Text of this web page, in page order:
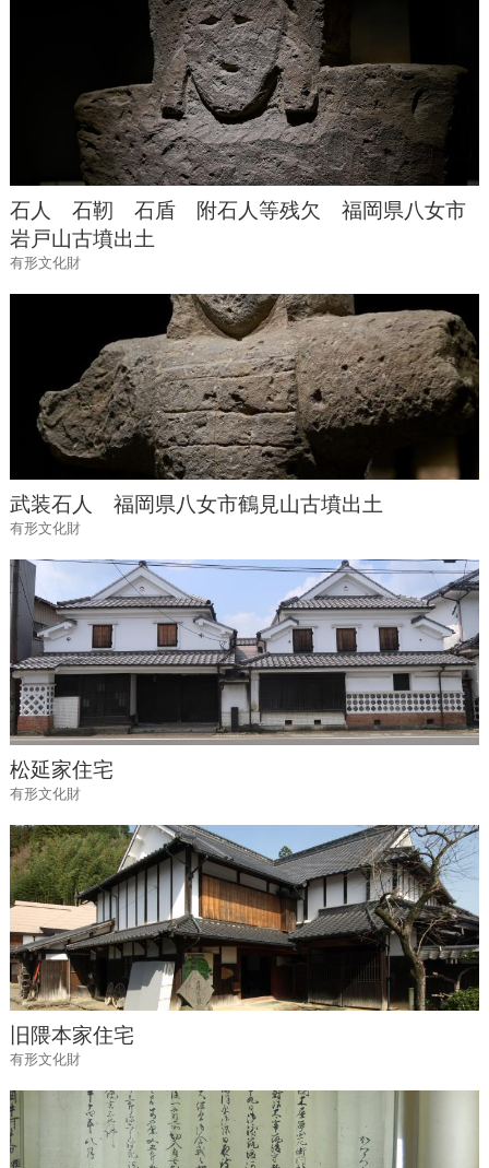
石人 石靭 石盾 附石人等残欠 福岡県八女市
岩戸山古墳出土
有形文化財
武装石人 福岡県八女市鶴見山古墳出土
有形文化財
松延家住宅
有形文化財
旧隈本家住宅
有形文化財